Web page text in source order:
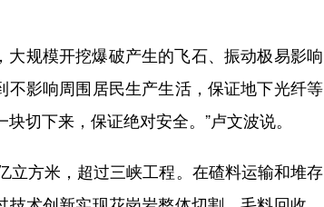
规模开挖爆破产生的飞石、振动极易影响
影响周围居民生产生活，保证地下光纤等
切下来，保证绝对安全。”卢文波说。
方米，超过三峡工程。在碴料运输和堆存